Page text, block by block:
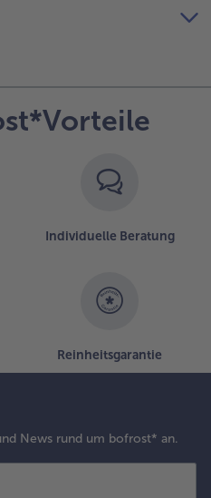
Individuelle Beratung
Reinheitsgarantie
News rund um bofrost* an.